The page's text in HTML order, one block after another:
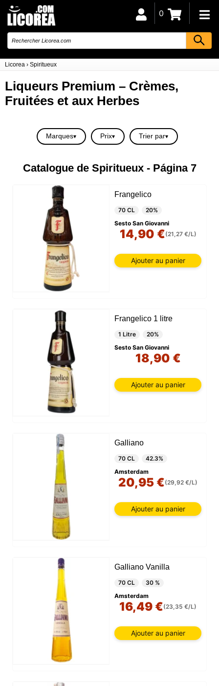
Licorea › Spiritueux
0
Liqueurs Premium – Crèmes,
Fruitées et aux Herbes
Marques Prix Trier par
Catalogue de Spiritueux - Página 7
Frangelico
70 CL
20%
Sesto San Giovanni
14,90 €(21,27 €/L)
Ajouter au panier
Frangelico 1 litre
1 Litre
20%
Sesto San Giovanni
18,90 €
Ajouter au panier
Galliano
70 CL
42.3%
Amsterdam
20,95 €(29,92 €/L)
Ajouter au panier
Galliano Vanilla
70 CL
30 %
Amsterdam
16,49 €(23,35 €/L)
Ajouter au panier